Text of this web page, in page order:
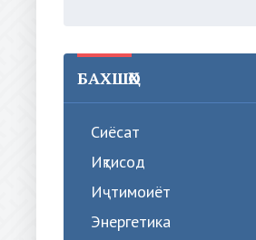
БАХШҲО
Сиёсат
Иқтисод
Иҷтимоиёт
Энергетика